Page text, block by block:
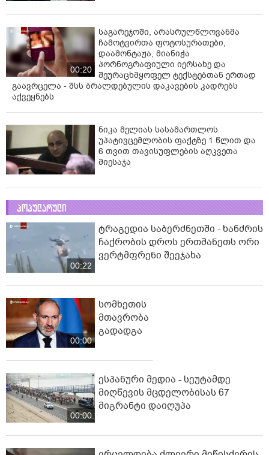
00:20
საგარეჯოში, არასრულწლოვანმა
ჩამოტვირთა ფოტოსურათები,
დაამონტაჟა, მიანიჭა
პორნოგრაფიული იერსახე და
შეურაცხმყოფელ ტექსტებთან ერთად
გაავრცელა - შსს ბრალდებულის დაკავების კადრებს
აქვეყნებს
ნიკა მელიას სასამართლოს
უპატივცემლობის ფაქტზე 1 წლით და
6 თვით თავისუფლების აღკვეთა
მიესაჯა
პოპულარული
00:22
ტრაგედია საბერძნეთში - ხანძრის
ჩაქრობის დროს ერთმანეთს ორი
ვერტმფრენი შეეჯახა
00:00
სომხეთის
მთავრობა
გადადგა
00:00
ესპანური მედია - სეუტამდე
მიღწევის მცდელობისას 67
მიგრანტი დაიღუპა